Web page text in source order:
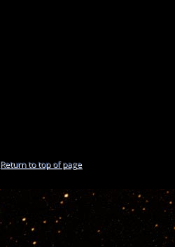
Return to top of page